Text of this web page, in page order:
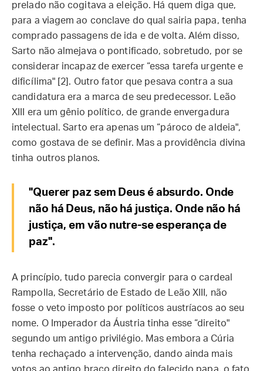
prelado não cogitava a eleição. Há quem diga que,
para a viagem ao conclave do qual sairia papa, tenha
comprado passagens de ida e de volta. Além disso,
Sarto não almejava o pontificado, sobretudo, por se
considerar incapaz de exercer “essa tarefa urgente e
dificílima" [2]. Outro fator que pesava contra a sua
candidatura era a marca de seu predecessor. Leão
XIII era um gênio político, de grande envergadura
intelectual. Sarto era apenas um “pároco de aldeia",
como gostava de se definir. Mas a providência divina
tinha outros planos.
"Querer paz sem Deus é absurdo. Onde
não há Deus, não há justiça. Onde não há
justiça, em vão nutre-se esperança de
paz".
A princípio, tudo parecia convergir para o cardeal
Rampolla, Secretário de Estado de Leão XIII, não
fosse o veto imposto por políticos austríacos ao seu
nome. O Imperador da Áustria tinha esse “direito"
segundo um antigo privilégio. Mas embora a Cúria
tenha rechaçado a intervenção, dando ainda mais